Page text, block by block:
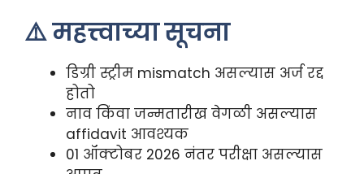
⚠️ महत्त्वाच्या सूचना
डिग्री स्ट्रीम mismatch असल्यास अर्ज रद्द
होतो
नाव किंवा जन्मतारीख वेगळी असल्यास
affidavit आवश्यक
01 ऑक्टोबर 2026 नंतर परीक्षा असल्यास